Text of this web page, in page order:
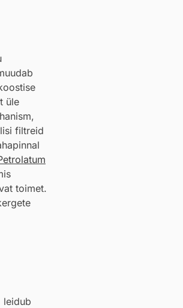
üle
filtreid
toimet.
leidub